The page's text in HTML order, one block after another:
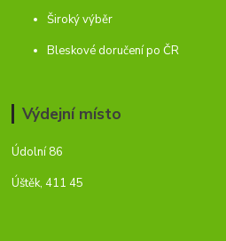
Široký výběr
Bleskové doručení po ČR
Výdejní místo
Údolní 86
Úštěk, 411 45